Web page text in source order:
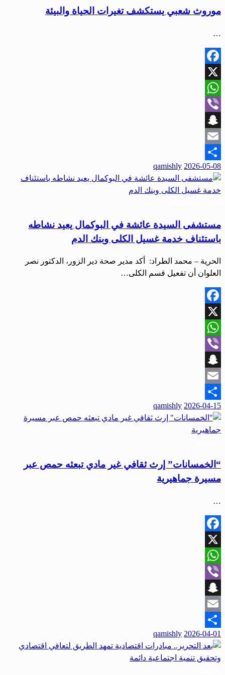
موروث شعبي يستكشف تغيرات الحياة والبيئة
…
Facebook
X
WhatsApp
Viber
Snapchat
Email
Share
نُشر
في
2026-05-08
qamishly
مستشفى السيدة عائشة في البوكمال يعيد نشاطه
باستئناف خدمة غسيل الكلى وبنك الدم
الحرية – محمد الطراد: أكد مدير صحة دير الزور، الدكتور نصر
العلوان أن تفعيل قسم الكلى…
Facebook
X
WhatsApp
Viber
Snapchat
Email
Share
نُشر
في
2026-04-15
qamishly
“الخمسانات” إرث ثقافي غير مادي تبعثه حمص عبر
مسيرة جماهيرية
…
Facebook
X
WhatsApp
Viber
Snapchat
Email
Share
نُشر
في
2026-04-01
qamishly